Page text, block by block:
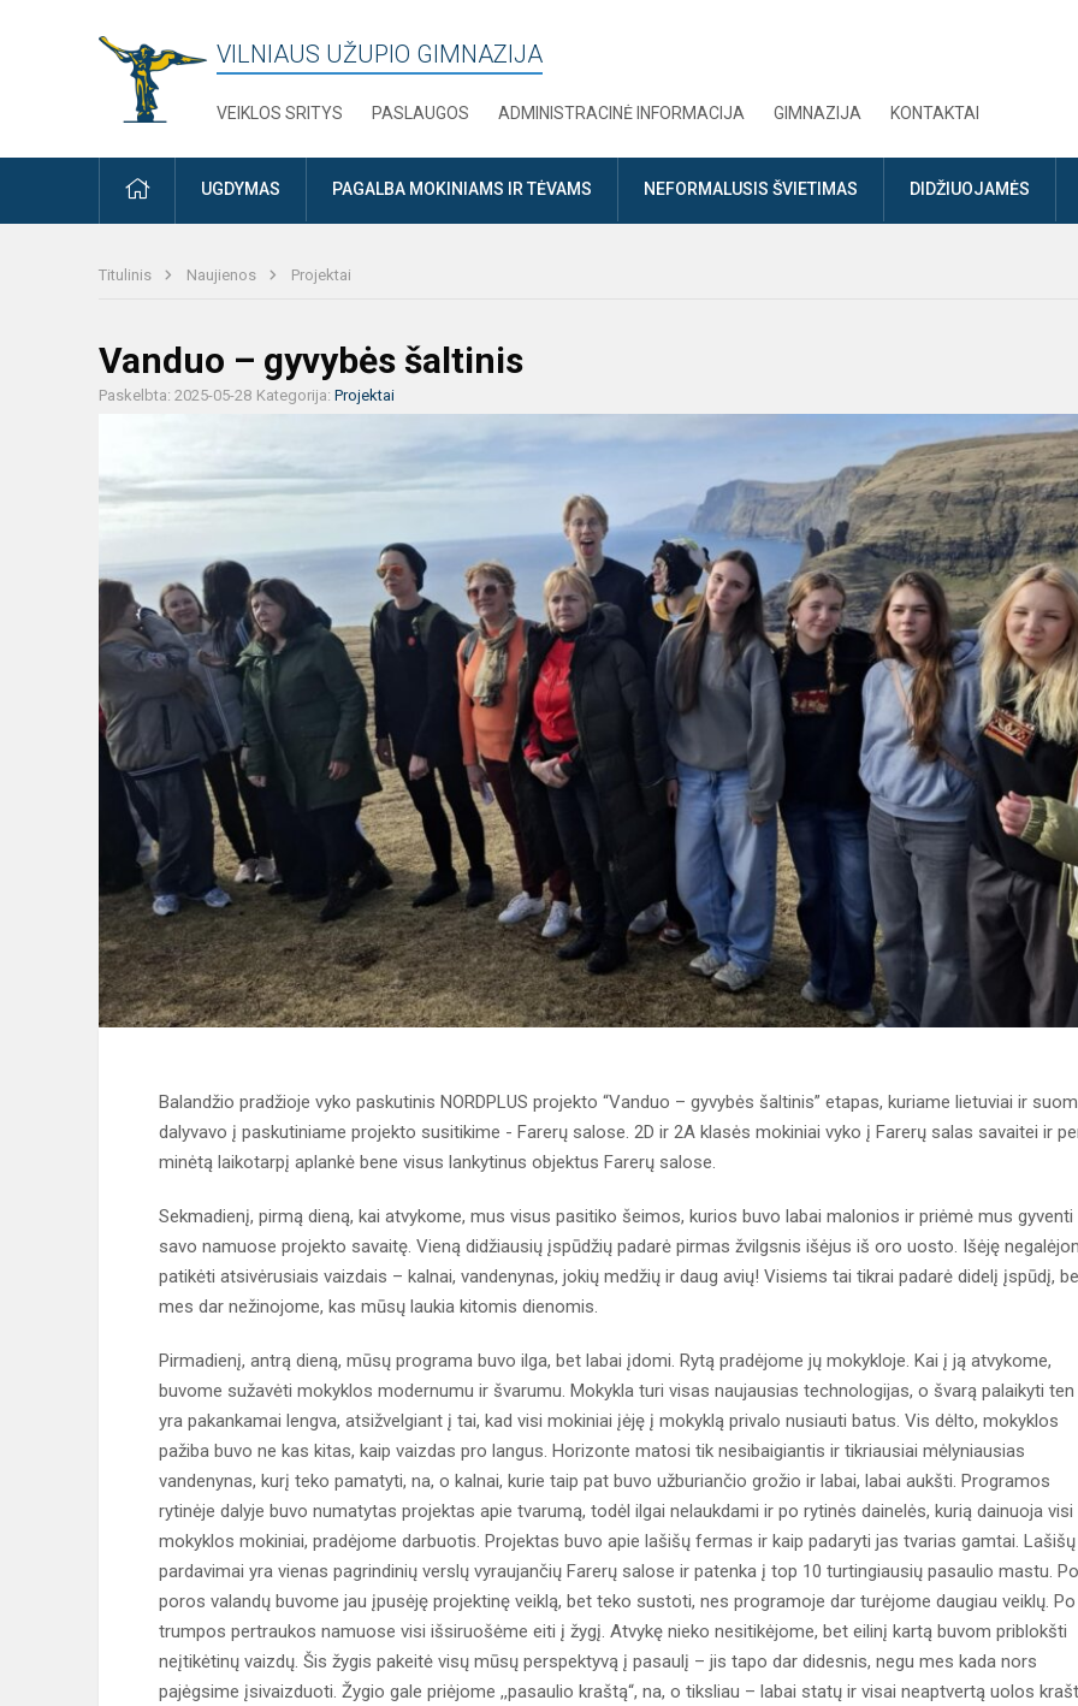
VILNIAUS UŽUPIO GIMNAZIJA
VEIKLOS SRITYS PASLAUGOS ADMINISTRACINĖ INFORMACIJA GIMNAZIJA KONTAKTAI
PRADŽIAUGDYMAS PAGALBA MOKINIAMS IR TĖVAMS NEFORMALUSIS ŠVIETIMAS DIDŽIUOJAMĖS
Titulinis Naujienos Projektai
Vanduo – gyvybės šaltinis
Paskelbta: 2025-05-28 Kategorija: Projektai
Balandžio pradžioje vyko paskutinis NORDPLUS projekto “Vanduo – gyvybės šaltinis” etapas, kuriame lietuviai ir
dalyvavo į paskutiniame projekto susitikime - Farerų salose. 2D ir 2A klasės mokiniai vyko į Farerų salas savaitei ir
minėtą laikotarpį aplankė bene visus lankytinus objektus Farerų salose.
Sekmadienį, pirmą dieną, kai atvykome, mus visus pasitiko šeimos, kurios buvo labai malonios ir priėmė mus gyventi
savo namuose projekto savaitę. Vieną didžiausių įspūdžių padarė pirmas žvilgsnis išėjus iš oro uosto. Išėję
patikėti atsivėrusiais vaizdais – kalnai, vandenynas, jokių medžių ir daug avių! Visiems tai tikrai padarė didelį įspūdį,
mes dar nežinojome, kas mūsų laukia kitomis dienomis.
Pirmadienį, antrą dieną, mūsų programa buvo ilga, bet labai įdomi. Rytą pradėjome jų mokykloje. Kai į ją atvykome,
buvome sužavėti mokyklos modernumu ir švarumu. Mokykla turi visas naujausias technologijas, o švarą palaikyti ten
yra pakankamai lengva, atsižvelgiant į tai, kad visi mokiniai įėję į mokyklą privalo nusiauti batus. Vis dėlto, mokyklos
pažiba buvo ne kas kitas, kaip vaizdas pro langus. Horizonte matosi tik nesibaigiantis ir tikriausiai mėlyniausias
vandenynas, kurį teko pamatyti, na, o kalnai, kurie taip pat buvo užburiančio grožio ir labai, labai aukšti. Programos
rytinėje dalyje buvo numatytas projektas apie tvarumą, todėl ilgai nelaukdami ir po rytinės dainelės, kurią dainuoja visi
mokyklos mokiniai, pradėjome darbuotis. Projektas buvo apie lašišų fermas ir kaip padaryti jas tvarias gamtai. Lašišų
pardavimai yra vienas pagrindinių verslų vyraujančių Farerų salose ir patenka į top 10 turtingiausių pasaulio mastu. Po
poros valandų buvome jau įpusėję projektinę veiklą, bet teko sustoti, nes programoje dar turėjome daugiau veiklų. Po
trumpos pertraukos namuose visi išsiruošėme eiti į žygį. Atvykę nieko nesitikėjome, bet eilinį kartą buvom priblokšti
neįtikėtinų vaizdų. Šis žygis pakeitė visų mūsų perspektyvą į pasaulį – jis tapo dar didesnis, negu mes kada nors
pajėgsime įsivaizduoti. Žygio gale priėjome ,,pasaulio kraštą“, na, o tiksliau – labai statų ir visai neaptvertą uolos